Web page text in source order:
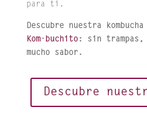
para ti.
Descubre nuestra
Kom·buchito: sin trampas,
mucho sabor.
Descubre